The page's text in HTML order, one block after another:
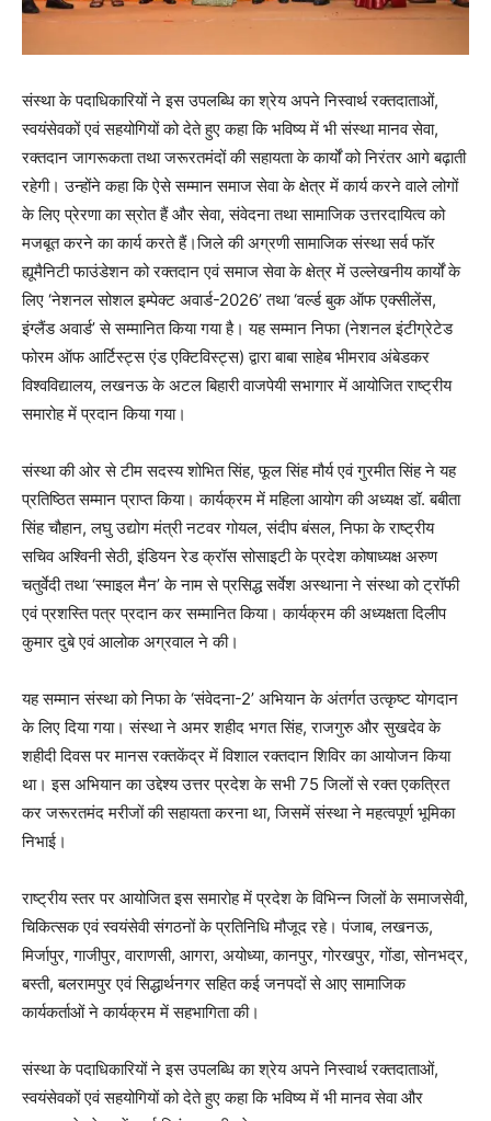
संस्था के पदाधिकारियों ने इस उपलब्धि का श्रेय अपने निस्वार्थ रक्तदाताओं,
स्वयंसेवकों एवं सहयोगियों को देते हुए कहा कि भविष्य में भी संस्था मानव सेवा,
रक्तदान जागरूकता तथा जरूरतमंदों की सहायता के कार्यों को निरंतर आगे बढ़ाती
रहेगी। उन्होंने कहा कि ऐसे सम्मान समाज सेवा के क्षेत्र में कार्य करने वाले लोगों
के लिए प्रेरणा का स्रोत हैं और सेवा, संवेदना तथा सामाजिक उत्तरदायित्व को
मजबूत करने का कार्य करते हैं।जिले की अग्रणी सामाजिक संस्था सर्व फॉर
ह्यूमैनिटी फाउंडेशन को रक्तदान एवं समाज सेवा के क्षेत्र में उल्लेखनीय कार्यों के
लिए ‘नेशनल सोशल इम्पेक्ट अवार्ड-2026’ तथा ‘वर्ल्ड बुक ऑफ एक्सीलेंस,
इंग्लैंड अवार्ड’ से सम्मानित किया गया है। यह सम्मान निफा (नेशनल इंटीग्रेटेड
फोरम ऑफ आर्टिस्ट्स एंड एक्टिविस्ट्स) द्वारा बाबा साहेब भीमराव अंबेडकर
विश्वविद्यालय, लखनऊ के अटल बिहारी वाजपेयी सभागार में आयोजित राष्ट्रीय
समारोह में प्रदान किया गया।
संस्था की ओर से टीम सदस्य शोभित सिंह, फूल सिंह मौर्य एवं गुरमीत सिंह ने यह
प्रतिष्ठित सम्मान प्राप्त किया। कार्यक्रम में महिला आयोग की अध्यक्ष डॉ. बबीता
सिंह चौहान, लघु उद्योग मंत्री नटवर गोयल, संदीप बंसल, निफा के राष्ट्रीय
सचिव अश्विनी सेठी, इंडियन रेड क्रॉस सोसाइटी के प्रदेश कोषाध्यक्ष अरुण
चतुर्वेदी तथा ‘स्माइल मैन’ के नाम से प्रसिद्ध सर्वेश अस्थाना ने संस्था को ट्रॉफी
एवं प्रशस्ति पत्र प्रदान कर सम्मानित किया। कार्यक्रम की अध्यक्षता दिलीप
कुमार दुबे एवं आलोक अग्रवाल ने की।
यह सम्मान संस्था को निफा के ‘संवेदना-2’ अभियान के अंतर्गत उत्कृष्ट योगदान
के लिए दिया गया। संस्था ने अमर शहीद भगत सिंह, राजगुरु और सुखदेव के
शहीदी दिवस पर मानस रक्तकेंद्र में विशाल रक्तदान शिविर का आयोजन किया
था। इस अभियान का उद्देश्य उत्तर प्रदेश के सभी 75 जिलों से रक्त एकत्रित
कर जरूरतमंद मरीजों की सहायता करना था, जिसमें संस्था ने महत्वपूर्ण भूमिका
निभाई।
राष्ट्रीय स्तर पर आयोजित इस समारोह में प्रदेश के विभिन्न जिलों के समाजसेवी,
चिकित्सक एवं स्वयंसेवी संगठनों के प्रतिनिधि मौजूद रहे। पंजाब, लखनऊ,
मिर्जापुर, गाजीपुर, वाराणसी, आगरा, अयोध्या, कानपुर, गोरखपुर, गोंडा, सोनभद्र,
बस्ती, बलरामपुर एवं सिद्धार्थनगर सहित कई जनपदों से आए सामाजिक
कार्यकर्ताओं ने कार्यक्रम में सहभागिता की।
संस्था के पदाधिकारियों ने इस उपलब्धि का श्रेय अपने निस्वार्थ रक्तदाताओं,
स्वयंसेवकों एवं सहयोगियों को देते हुए कहा कि भविष्य में भी मानव सेवा और